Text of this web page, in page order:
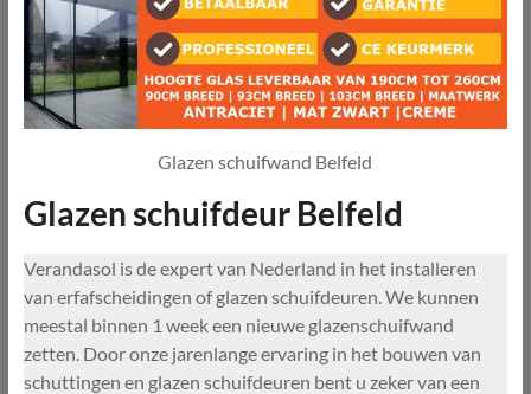
Glazen schuifwand Belfeld
Glazen schuifdeur Belfeld
Verandasol is de expert van Nederland in het installeren
van erfafscheidingen of glazen schuifdeuren. We kunnen
meestal binnen 1 week een nieuwe glazenschuifwand
zetten. Door onze jarenlange ervaring in het bouwen van
schuttingen en glazen schuifdeuren bent u zeker van een